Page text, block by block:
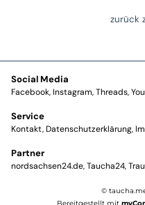
zurück
Social Media
Facebook Instagram Threads
Service
Kontakt Datenschutzerklärung
Partner
nordsachsen24.de Taucha24
©